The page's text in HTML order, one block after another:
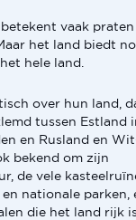
vaak
het land biedt
hele land.
over hun land,
tussen Estland
en Rusland en
bekend om zijn
de vele
nationale parken,
die het land rijk is.